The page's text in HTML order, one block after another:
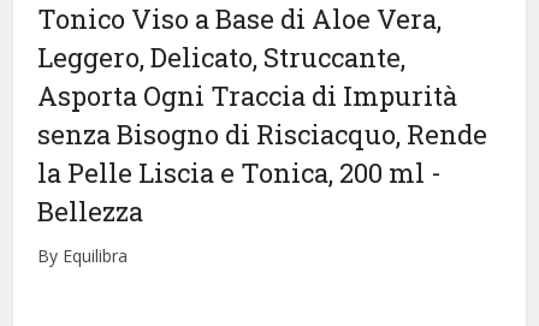
Tonico Viso a Base di Aloe Vera,
Leggero, Delicato, Struccante,
Asporta Ogni Traccia di Impurità
senza Bisogno di Risciacquo, Rende
la Pelle Liscia e Tonica, 200 ml -
Bellezza
By Equilibra